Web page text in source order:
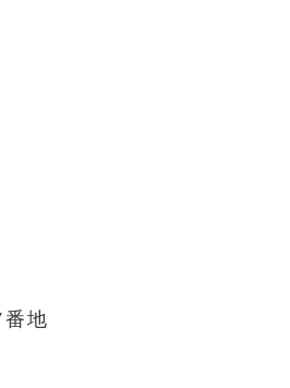
地